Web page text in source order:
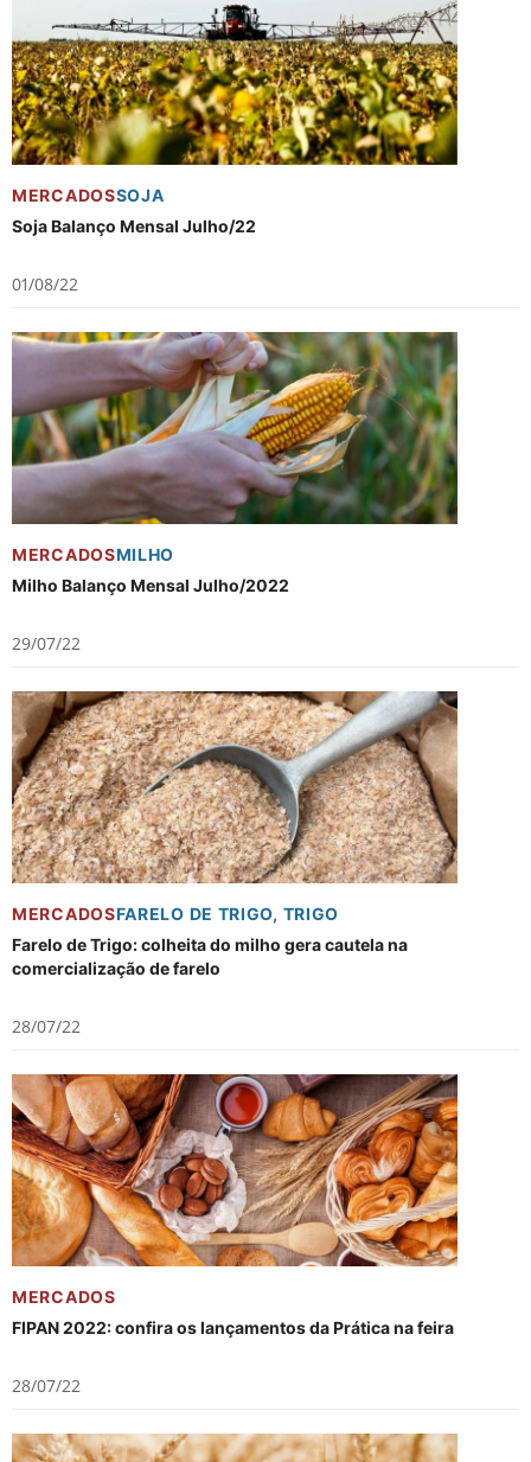
MERCADOSSOJA
Soja Balanço Mensal Julho/22
01/08/22
MERCADOSMILHO
Milho Balanço Mensal Julho/2022
29/07/22
MERCADOSFARELO DE TRIGO, TRIGO
Farelo de Trigo: colheita do milho gera cautela na
comercialização de farelo
28/07/22
MERCADOS
FIPAN 2022: confira os lançamentos da Prática na feira
28/07/22